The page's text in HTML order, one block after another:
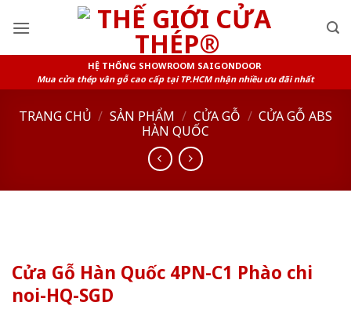
HỆ THỐNG SHOWROOM SAIGONDOOR
Mua cửa thép vân gỗ cao cấp tại TP.HCM nhận nhiều ưu đãi nhất
TRANG CHỦ / SẢN PHẨM / CỬA GỖ / CỬA GỖ ABS
HÀN QUỐC
Cửa Gỗ Hàn Quốc 4PN-C1 Phào chi
noi-HQ-SGD